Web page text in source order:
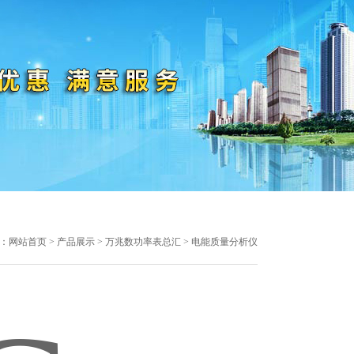
网站首页 > 产品展示 > 万兆数功率表总汇 > 电能质量分析仪